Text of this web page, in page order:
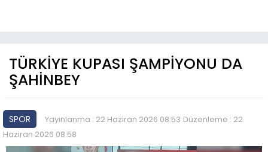
TÜRKİYE KUPASI ŞAMPİYONU DA
ŞAHİNBEY
SPOR Yayınlanma : 22 Haziran 2026 08:53 Düzenleme : 22
Haziran 2026 08:58